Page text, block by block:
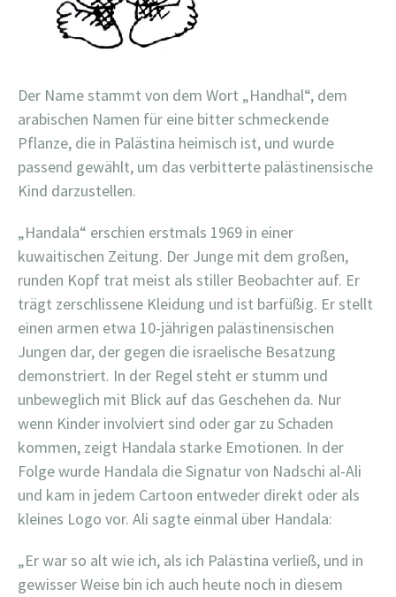
Der Name stammt von dem Wort „Handhal“, dem
arabischen Namen für eine bitter schmeckende
Pflanze, die in Palästina heimisch ist, und wurde
passend gewählt, um das verbitterte palästinensische
Kind darzustellen.
„Handala“ erschien erstmals 1969 in einer
kuwaitischen Zeitung. Der Junge mit dem großen,
runden Kopf trat meist als stiller Beobachter auf. Er
trägt zerschlissene Kleidung und ist barfüßig. Er stellt
einen armen etwa 10-jährigen palästinensischen
Jungen dar, der gegen die israelische Besatzung
demonstriert. In der Regel steht er stumm und
unbeweglich mit Blick auf das Geschehen da. Nur
wenn Kinder involviert sind oder gar zu Schaden
kommen, zeigt Handala starke Emotionen. In der
Folge wurde Handala die Signatur von Nadschi al-Ali
und kam in jedem Cartoon entweder direkt oder als
kleines Logo vor. Ali sagte einmal über Handala:
„Er war so alt wie ich, als ich Palästina verließ, und in
gewisser Weise bin ich auch heute noch in diesem